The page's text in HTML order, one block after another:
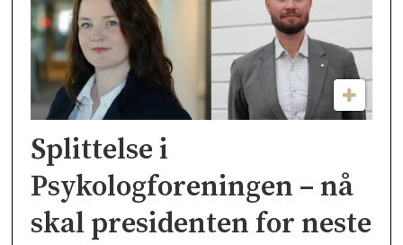
Splittelse i
Psykologforeningen – nå
skal presidenten for neste